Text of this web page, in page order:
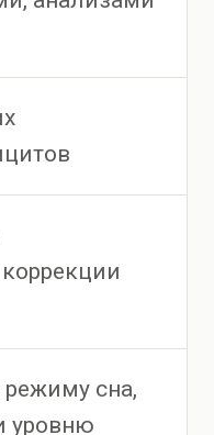
сна,
уровню